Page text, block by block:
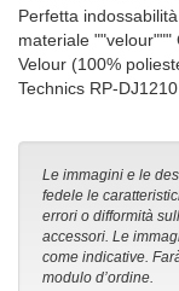
Perfetta
materiale
Velour (100%
Technics RP-
Le immagini e le
fedele le
errori o difformità
accessori. Le
come indicative.
modulo d’ordine.